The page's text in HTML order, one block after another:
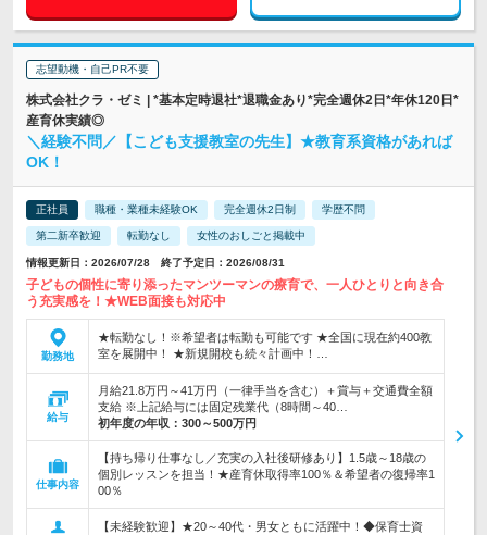
志望動機・自己PR不要
株式会社クラ・ゼミ | *基本定時退社*退職金あり*完全週休2日*年休120日*
産育休実績◎
＼経験不問／【こども支援教室の先生】★教育系資格があれば
OK！
正社員 職種・業種未経験OK 完全週休2日制 学歴不問
第二新卒歓迎 転勤なし 女性のおしごと掲載中
情報更新日：2026/07/28 終了予定日：2026/08/31
子どもの個性に寄り添ったマンツーマンの療育で、一人ひとりと向き合
う充実感を！★WEB面接も対応中
勤務地
★転勤なし！※希望者は転勤も可能です ★全国に現在約400教
室を展開中！ ★新規開校も続々計画中！…
給与
月給21.8万円～41万円（一律手当を含む）＋賞与＋交通費全額
支給 ※上記給与には固定残業代（8時間～40…
初年度の年収： 300～500万円
仕事内容
【持ち帰り仕事なし／充実の入社後研修あり】1.5歳～18歳の
個別レッスンを担当！★産育休取得率100％＆希望者の復帰率1
00％
【未経験歓迎】★20～40代・男女ともに活躍中！◆保育士資